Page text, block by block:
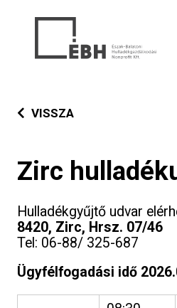
VISSZA
Zirc
Hulladékgyűjtő udvar
8420, Zirc, Hrsz. 07/46
Tel: 06-88/ 325-687
Ügyfélfogadási idő